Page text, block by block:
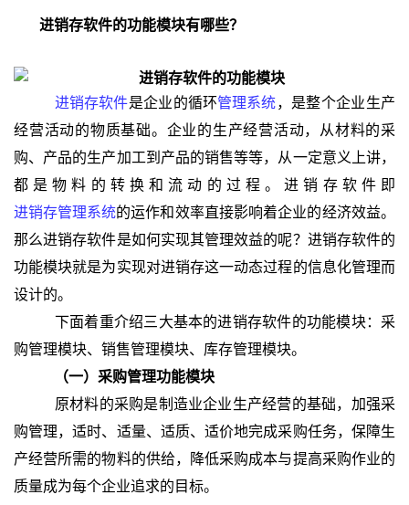
进销存软件的功能模块有哪些？
进销存软件是企业的循环管理系统，是整个企业生产
经营活动的物质基础。企业的生产经营活动，从材料的采
购、产品的生产加工到产品的销售等等，从一定意义上讲，
都是物料的转换和流动的过程。进销存软件即
进销存管理系统的运作和效率直接影响着企业的经济效益。
那么进销存软件是如何实现其管理效益的呢？进销存软件的
功能模块就是为实现对进销存这一动态过程的信息化管理而
设计的。
下面着重介绍三大基本的进销存软件的功能模块：采
购管理模块、销售管理模块、库存管理模块。
（一）采购管理功能模块
原材料的采购是制造业企业生产经营的基础，加强采
购管理，适时、适量、适质、适价地完成采购任务，保障生
产经营所需的物料的供给，降低采购成本与提高采购作业的
质量成为每个企业追求的目标。